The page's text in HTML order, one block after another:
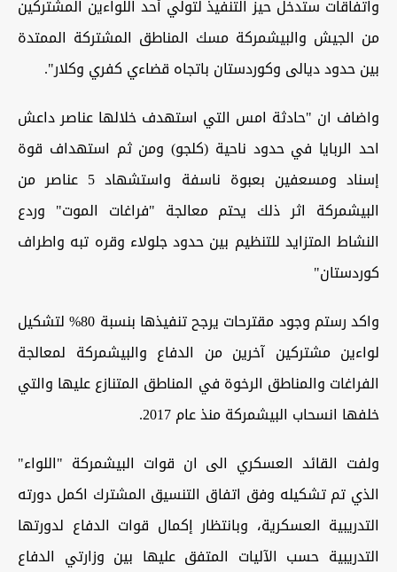
واتفاقات ستدخل حيز التنفيذ لتولي أحد اللواءين المشتركين
من الجيش والبيشمركة مسك المناطق المشتركة الممتدة
بين حدود ديالى وكوردستان باتجاه قضاءي كفري وكلار".
واضاف ان "حادثة امس التي استهدف خلالها عناصر داعش
احد الربايا في حدود ناحية (كلجو) ومن ثم استهداف قوة
إسناد ومسعفين بعبوة ناسفة واستشهاد 5 عناصر من
البيشمركة اثر ذلك يحتم معالجة "فراغات الموت" وردع
النشاط المتزايد للتنظيم بين حدود جلولاء وقره تبه واطراف
كوردستان"
واكد رستم وجود مقترحات يرجح تنفيذها بنسبة 80% لتشكيل
لواءين مشتركين آخرين من الدفاع والبيشمركة لمعالجة
الفراغات والمناطق الرخوة في المناطق المتنازع عليها والتي
خلفها انسحاب البيشمركة منذ عام 2017.
ولفت القائد العسكري الى ان قوات البيشمركة "اللواء"
الذي تم تشكيله وفق اتفاق التنسيق المشترك اكمل دورته
التدريبية العسكرية، وبانتظار إكمال قوات الدفاع لدورتها
التدريبية حسب الآليات المتفق عليها بين وزارتي الدفاع